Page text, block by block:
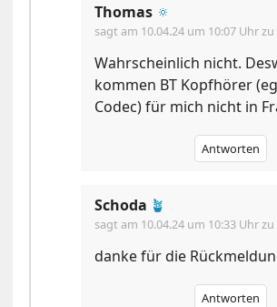
Thomas 🔅
sagt am 10.04.24 um 10:07 Uhr
Wahrscheinlich nicht.
kommen BT Kopfhörer
Codec) für mich nicht in
Antworten
Schoda 🪴
sagt am 10.04.24 um 10:33 Uhr
danke für die
Antworten